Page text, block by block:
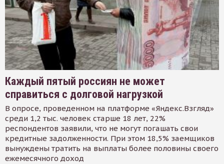
Каждый пятый россиян не может
справиться с долговой нагрузкой
В опросе, проведенном на платформе «Яндекс.Взгляд»
среди 1,2 тыс. человек старше 18 лет, 22%
респондентов заявили, что не могут погашать свои
кредитные задолженности. При этом 18,5% заемщиков
вынуждены тратить на выплаты более половины своего
ежемесячного доход